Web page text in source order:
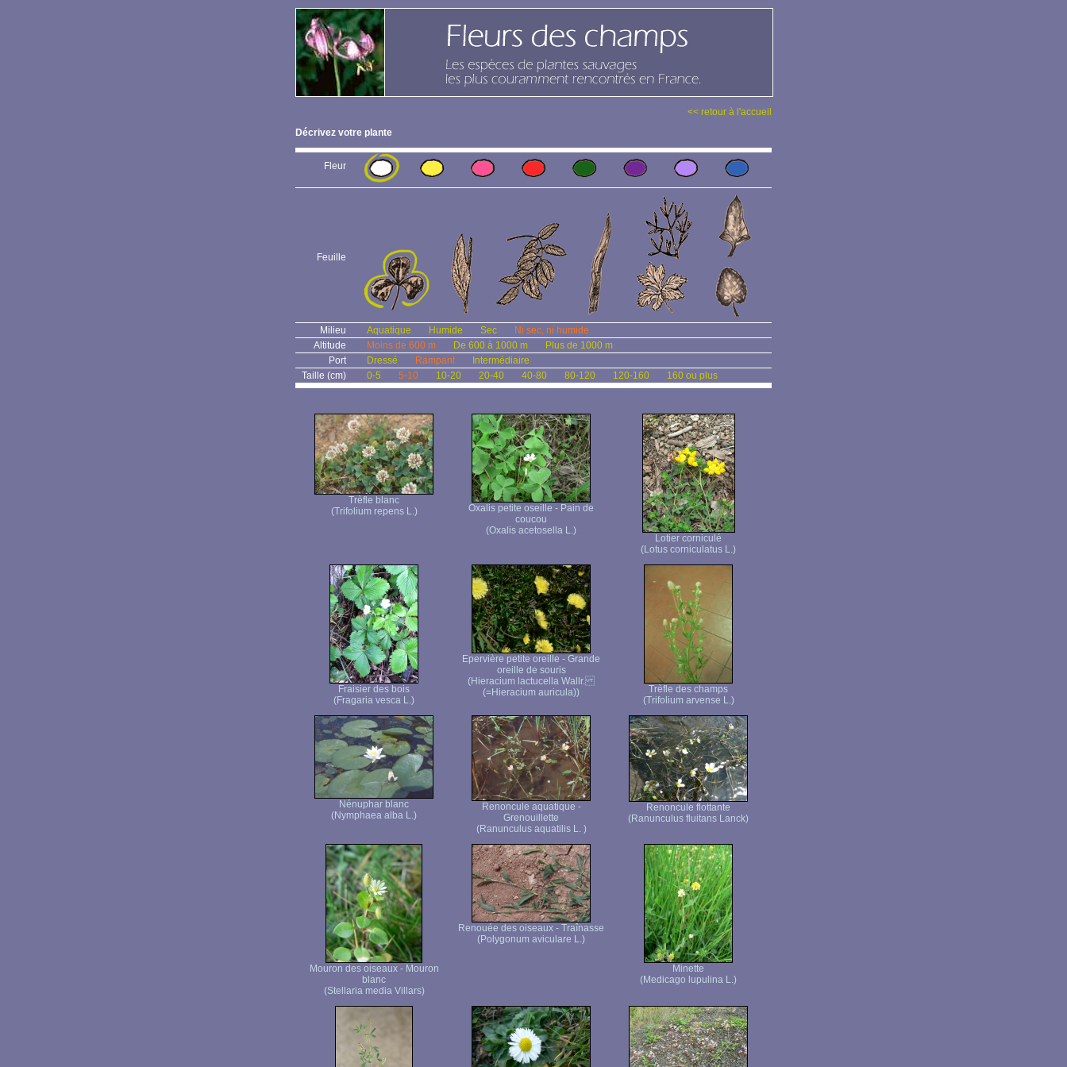
<< retour à l'accueil
Décrivez votre plante
Fleur
Feuille
Milieu Aquatique Humide Sec
Ni sec, ni humide
Altitude
Moins de 600 m De 600 à 1000 m
Plus de 1000 m
Port
Dressé Rampant
Intermédiaire
Taille (cm)
0-5 5-10 10-20 20-40 40-80 80-120 120-160 160 ou plus
Trèfle blanc
(Trifolium repens L.)
Oxalis petite oseille - Pain de
coucou
(Oxalis acetosella L.)
Lotier corniculé
(Lotus corniculatus L.)
Fraisier des bois
(Fragaria vesca L.)
Epervière petite oreille - Grande
oreille de souris
(Hieracium lactucella Wallr.
(=Hieracium auricula))
Trèfle des champs
(Trifolium arvense L.)
Nénuphar blanc
(Nymphaea alba L.)
Renoncule aquatique -
Grenouillette
(Ranunculus aquatilis L. )
Renoncule flottante
(Ranunculus fluitans Lanck)
Mouron des oiseaux - Mouron
blanc
(Stellaria media Villars)
Renouée des oiseaux - Traînasse
(Polygonum aviculare L.)
Minette
(Medicago lupulina L.)